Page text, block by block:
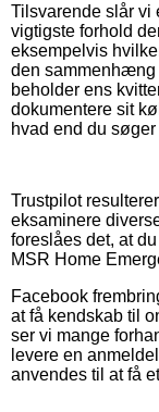
Tilsvarende slår vi
vigtigste forhold
eksempelvis
den sammenhæng
beholder ens
dokumentere sit
hvad end du
Trustpilot
eksaminere
foreslåes det, at
MSR Home
Facebook
at få kendskab til
ser vi mange
levere en
anvendes til at få